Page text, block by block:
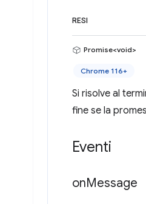
RESI
Promise<void>
Chrome 116+
Si risolve al
fine se la
Eventi
onMessage